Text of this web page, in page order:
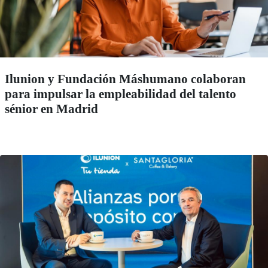
Ilunion y Fundación Máshumano colaboran
para impulsar la empleabilidad del talento
sénior en Madrid